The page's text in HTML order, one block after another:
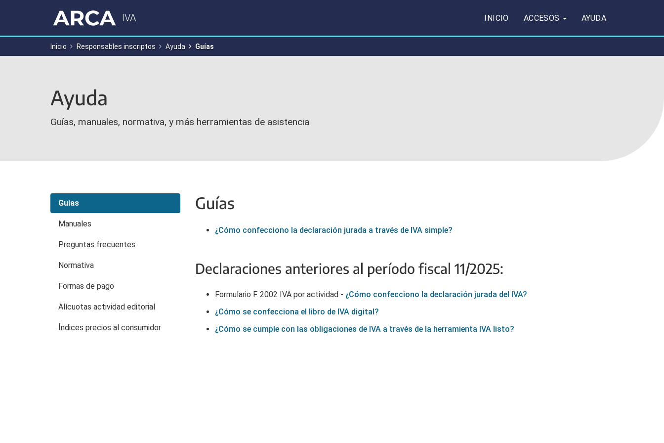
IVA INICIO ACCESOS AYUDA
Inicio Responsables inscriptos Ayuda Guías
Ayuda
Guías, manuales, normativa, y más herramientas de asistencia
Guías
Manuales
Preguntas frecuentes
Normativa
Formas de pago
Alícuotas actividad editorial
Índices precios al consumidor
Guías
¿Cómo confecciono la declaración jurada a través de IVA simple?
Declaraciones anteriores al período fiscal 11/2025:
Formulario F. 2002 IVA por actividad - ¿Cómo confecciono la declaración jurada del IVA?
¿Cómo se confecciona el libro de IVA digital?
¿Cómo se cumple con las obligaciones de IVA a través de la herramienta IVA listo?